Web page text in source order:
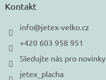
Kontakt
info@jetex-velko.cz
+420 603 958 951
Sledujte nás pro novinky
jetex_placha